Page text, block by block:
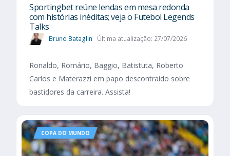
Sportingbet reúne lendas em mesa redonda
com histórias inéditas; veja o Futebol Legends
Talks
Bruno Bataglin Última atualização: 27/07/2026
Ronaldo, Romário, Baggio, Batistuta, Roberto
Carlos e Materazzi em papo descontraído sobre
bastidores da carreira. Assista!
COPA DO MUNDO